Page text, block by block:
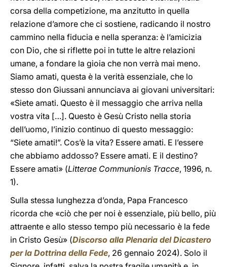
corsa della competizione, ma anzitutto in quella
relazione d’amore che ci sostiene, radicando il nostro
cammino nella fiducia e nella speranza: è l’amicizia
con Dio, che si riflette poi in tutte le altre relazioni
umane, a fondare la gioia che non verrà mai meno.
Siamo amati, questa è la verità essenziale, che lo
stesso don Giussani annunciava ai giovani universitari:
«Siete amati. Questo è il messaggio che arriva nella
vostra vita […]. Questo è Gesù Cristo nella storia
dell’uomo, l’inizio continuo di questo messaggio:
“Siete amati!”. Cos’è la vita? Essere amati. E l’essere
che abbiamo addosso? Essere amati. E il destino?
Essere amati» (Litterae Communionis Tracce, 1996, n.
1).
Sulla stessa lunghezza d’onda, Papa Francesco
ricorda che «ciò che per noi è essenziale, più bello, più
attraente e allo stesso tempo più necessario è la fede
in Cristo Gesù» (Discorso alla Plenaria del Dicastero
per la Dottrina della Fede, 26 gennaio 2024). Solo il